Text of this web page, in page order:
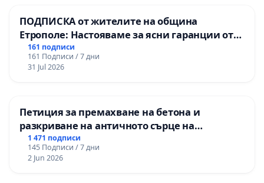
ПОДПИСКА от жителите на община
Етрополе: Настояваме за ясни гаранции от
“Елаците-МЕД” АД и от държавата, че ще се
изпълнят всички екологични норми!
161 подписи
161 Подписи / 7 дни
31 Jul 2026
Петиция за премахване на бетона и
разкриване на античното сърце на
Могиланската могила във Враца
1 471 подписи
145 Подписи / 7 дни
2 Jun 2026